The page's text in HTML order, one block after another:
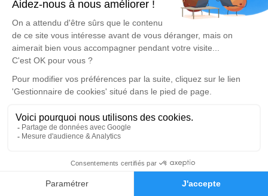
Faire-part Hommages
Cet espace privé est destiné à recueillir vos
condoléances ou le souvenir d’un moment passé.
Un service de plantation d’arbre hommage est
disponible ici.
Je rends hommage
Cérémonie civile
Crématorium de Vidauban
139 Boulevard des Pins Parasols
83550 Vidauban